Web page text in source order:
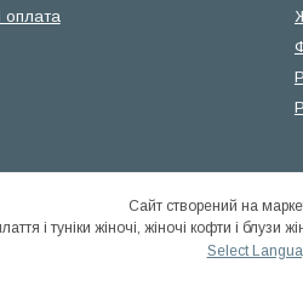
оплата
Сайт створений на
Select